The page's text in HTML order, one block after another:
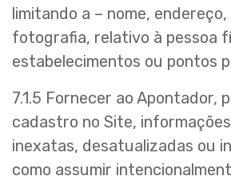
limitando a – nome,
fotografia, relativo à pessoa
estabelecimentos ou pontos
7.1.5 Fornecer ao Apontador,
cadastro no Site,
inexatas, desatualizadas ou
como assumir